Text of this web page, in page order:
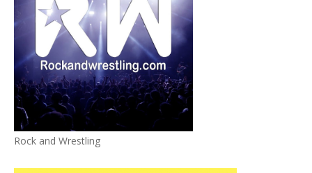
Rock and Wrestling